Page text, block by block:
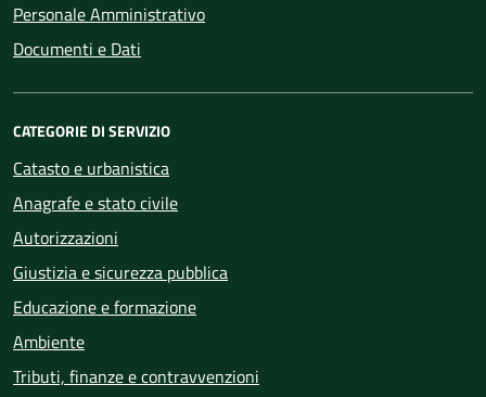
Personale Amministrativo
Documenti e Dati
CATEGORIE DI SERVIZIO
Catasto e urbanistica
Anagrafe e stato civile
Autorizzazioni
Giustizia e sicurezza pubblica
Educazione e formazione
Ambiente
Tributi, finanze e contravvenzioni